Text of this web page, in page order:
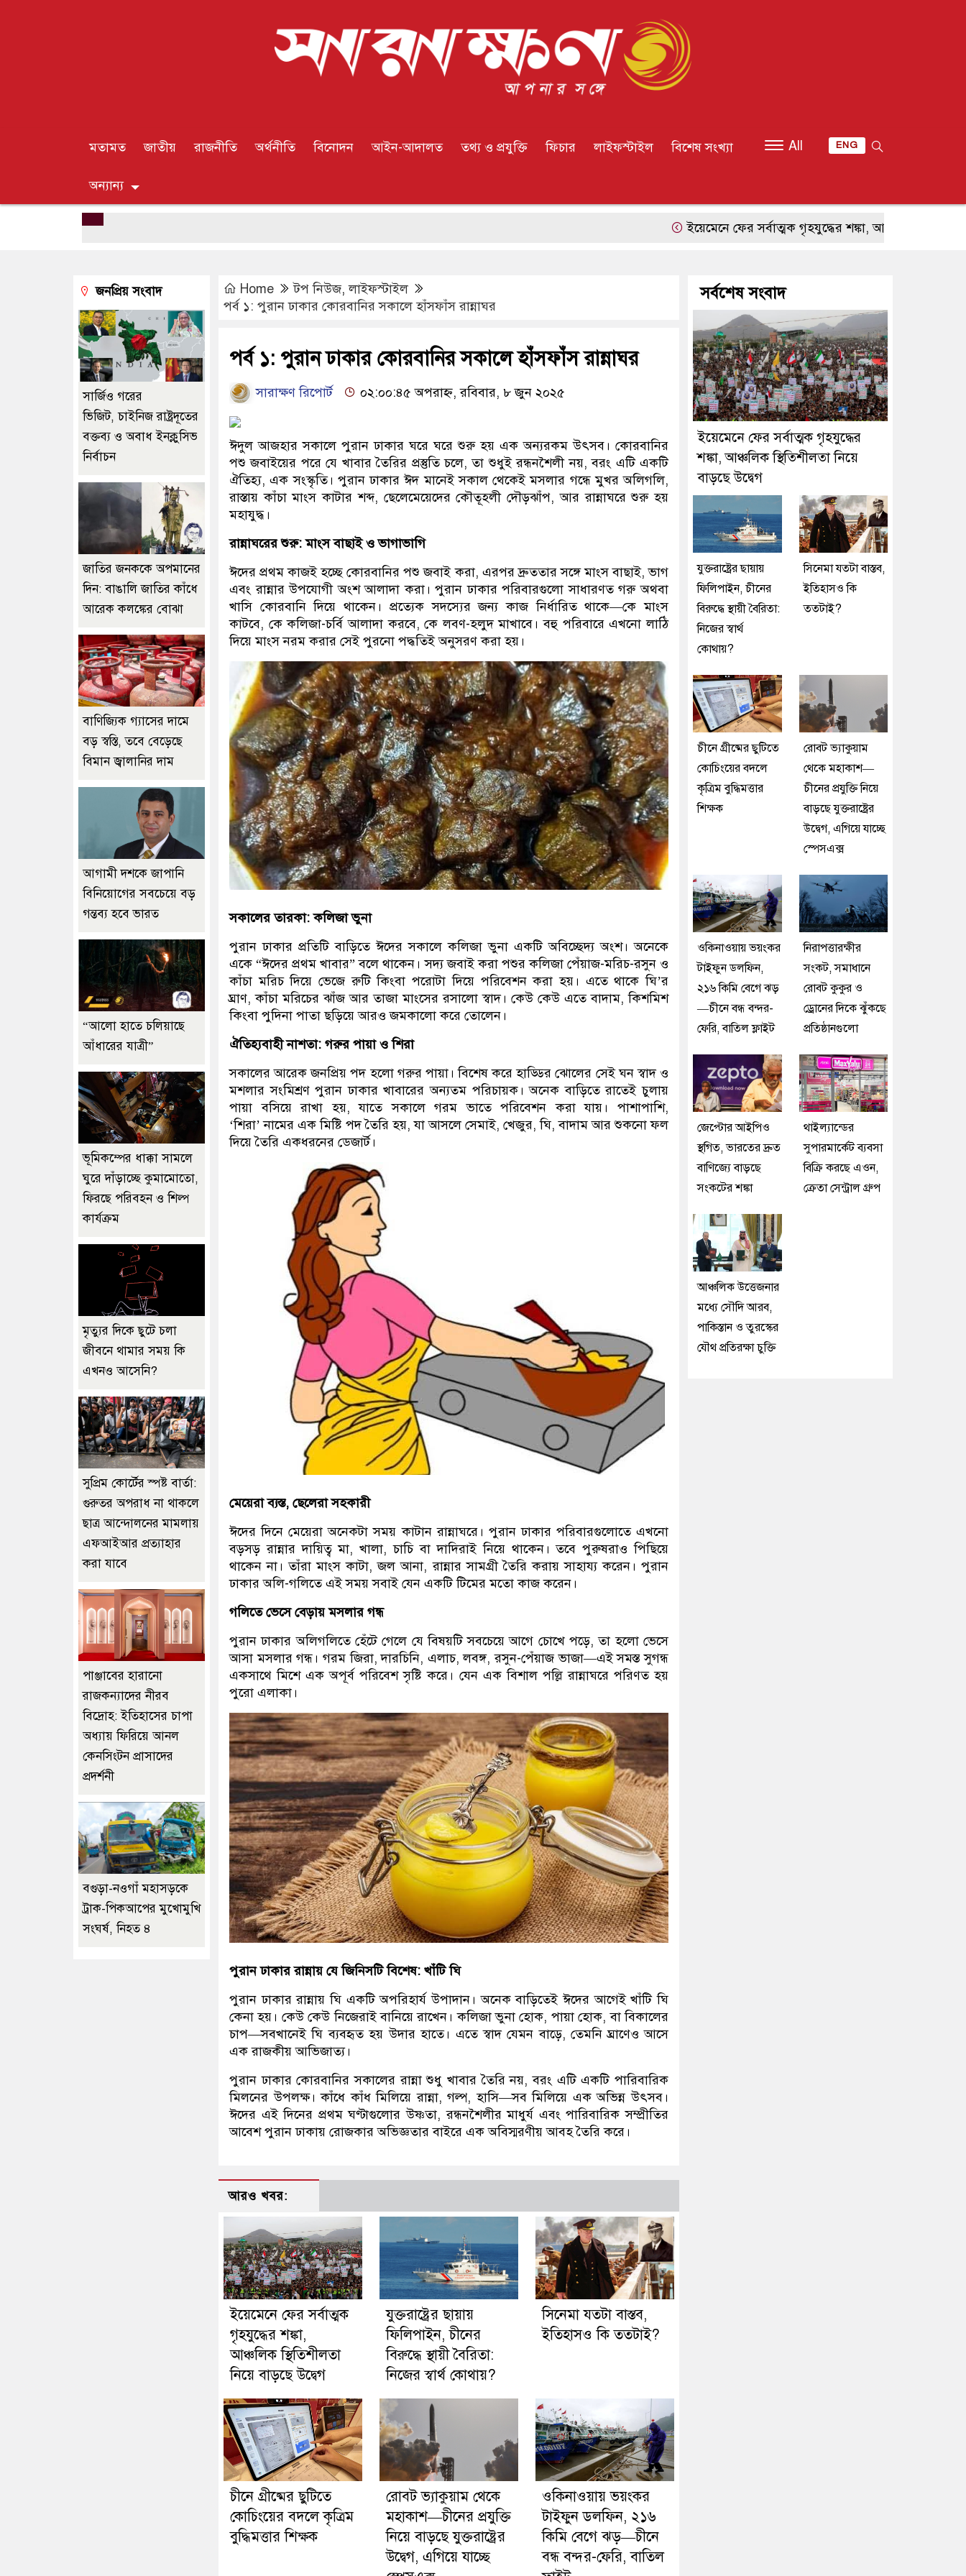
মতামত জাতীয় রাজনীতি অর্থনীতি বিনোদন আইন-আদালত তথ্য ও প্রযুক্তি ফিচার লাইফস্টাইল বিশেষ সংখ্যা
অন্যান্য
All ENG
ইয়েমেনে ফের সর্বাত্মক গৃহযুদ্ধের শঙ্কা, আঞ্চলিক স্থিতিশীলতা নিয়ে
Home টপ নিউজ,লাইফস্টাইল
পর্ব ১: পুরান ঢাকার কোরবানির সকালে হাঁসফাঁস রান্নাঘর
পর্ব ১: পুরান ঢাকার কোরবানির সকালে হাঁসফাঁস রান্নাঘর
সারাক্ষণ রিপোর্ট ০২:০০:৪৫ অপরাহ্ন, রবিবার, ৮ জুন ২০২৫
ঈদুল আজহার সকালে পুরান ঢাকার ঘরে ঘরে শুরু হয় এক অন্যরকম উৎসব। কোরবানির
পশু জবাইয়ের পরে যে খাবার তৈরির প্রস্তুতি চলে, তা শুধুই রন্ধনশৈলী নয়, বরং এটি একটি
ঐতিহ্য, এক সংস্কৃতি। পুরান ঢাকার ঈদ মানেই সকাল থেকেই মসলার গন্ধে মুখর অলিগলি,
রাস্তায় কাঁচা মাংস কাটার শব্দ, ছেলেমেয়েদের কৌতূহলী দৌড়ঝাঁপ, আর রান্নাঘরে শুরু হয়
মহাযুদ্ধ।
রান্নাঘরের শুরু: মাংস বাছাই ও ভাগাভাগি
ঈদের প্রথম কাজই হচ্ছে কোরবানির পশু জবাই করা, এরপর দ্রুততার সঙ্গে মাংস বাছাই, ভাগ
এবং রান্নার উপযোগী অংশ আলাদা করা। পুরান ঢাকার পরিবারগুলো সাধারণত গরু অথবা
খাসি কোরবানি দিয়ে থাকেন। প্রত্যেক সদস্যের জন্য কাজ নির্ধারিত থাকে—কে মাংস
কাটবে, কে কলিজা-চর্বি আলাদা করবে, কে লবণ-হলুদ মাখাবে। বহু পরিবারে এখনো লাঠি
দিয়ে মাংস নরম করার সেই পুরনো পদ্ধতিই অনুসরণ করা হয়।
সকালের তারকা: কলিজা ভুনা
পুরান ঢাকার প্রতিটি বাড়িতে ঈদের সকালে কলিজা ভুনা একটি অবিচ্ছেদ্য অংশ। অনেকে
একে “ঈদের প্রথম খাবার” বলে থাকেন। সদ্য জবাই করা পশুর কলিজা পেঁয়াজ-মরিচ-রসুন ও
কাঁচা মরিচ দিয়ে ভেজে রুটি কিংবা পরোটা দিয়ে পরিবেশন করা হয়। এতে থাকে ঘি’র
ঘ্রাণ, কাঁচা মরিচের ঝাঁজ আর তাজা মাংসের রসালো স্বাদ। কেউ কেউ এতে বাদাম, কিশমিশ
কিংবা পুদিনা পাতা ছড়িয়ে আরও জমকালো করে তোলেন।
ঐতিহ্যবাহী নাশতা: গরুর পায়া ও শিরা
সকালের আরেক জনপ্রিয় পদ হলো গরুর পায়া। বিশেষ করে হাড্ডির ঝোলের সেই ঘন স্বাদ ও
মশলার সংমিশ্রণ পুরান ঢাকার খাবারের অন্যতম পরিচায়ক। অনেক বাড়িতে রাতেই চুলায়
পায়া বসিয়ে রাখা হয়, যাতে সকালে গরম ভাতে পরিবেশন করা যায়। পাশাপাশি,
‘শিরা’ নামের এক মিষ্টি পদ তৈরি হয়, যা আসলে সেমাই, খেজুর, ঘি, বাদাম আর শুকনো ফল
দিয়ে তৈরি একধরনের ডেজার্ট।
মেয়েরা ব্যস্ত, ছেলেরা সহকারী
ঈদের দিনে মেয়েরা অনেকটা সময় কাটান রান্নাঘরে। পুরান ঢাকার পরিবারগুলোতে এখনো
বড়সড় রান্নার দায়িত্ব মা, খালা, চাচি বা দাদিরাই নিয়ে থাকেন। তবে পুরুষরাও পিছিয়ে
থাকেন না। তাঁরা মাংস কাটা, জল আনা, রান্নার সামগ্রী তৈরি করায় সাহায্য করেন। পুরান
ঢাকার অলি-গলিতে এই সময় সবাই যেন একটি টিমের মতো কাজ করেন।
গলিতে ভেসে বেড়ায় মসলার গন্ধ
পুরান ঢাকার অলিগলিতে হেঁটে গেলে যে বিষয়টি সবচেয়ে আগে চোখে পড়ে, তা হলো ভেসে
আসা মসলার গন্ধ। গরম জিরা, দারচিনি, এলাচ, লবঙ্গ, রসুন-পেঁয়াজ ভাজা—এই সমস্ত সুগন্ধ
একসাথে মিশে এক অপূর্ব পরিবেশ সৃষ্টি করে। যেন এক বিশাল পল্লি রান্নাঘরে পরিণত হয়
পুরো এলাকা।
পুরান ঢাকার রান্নায় যে জিনিসটি বিশেষ: খাঁটি ঘি
পুরান ঢাকার রান্নায় ঘি একটি অপরিহার্য উপাদান। অনেক বাড়িতেই ঈদের আগেই খাঁটি ঘি
কেনা হয়। কেউ কেউ নিজেরাই বানিয়ে রাখেন। কলিজা ভুনা হোক, পায়া হোক, বা বিকালের
চাপ—সবখানেই ঘি ব্যবহৃত হয় উদার হাতে। এতে স্বাদ যেমন বাড়ে, তেমনি ঘ্রাণেও আসে
এক রাজকীয় আভিজাত্য।
পুরান ঢাকার কোরবানির সকালের রান্না শুধু খাবার তৈরি নয়, বরং এটি একটি পারিবারিক
মিলনের উপলক্ষ। কাঁধে কাঁধ মিলিয়ে রান্না, গল্প, হাসি—সব মিলিয়ে এক অভিন্ন উৎসব।
ঈদের এই দিনের প্রথম ঘণ্টাগুলোর উষ্ণতা, রন্ধনশৈলীর মাধুর্য এবং পারিবারিক সম্প্রীতির
আবেশ পুরান ঢাকায় রোজকার অভিজ্ঞতার বাইরে এক অবিস্মরণীয় আবহ তৈরি করে।
আরও খবর:
ইয়েমেনে ফের সর্বাত্মক
গৃহযুদ্ধের শঙ্কা,
আঞ্চলিক স্থিতিশীলতা
নিয়ে বাড়ছে উদ্বেগ
যুক্তরাষ্ট্রের ছায়ায়
ফিলিপাইন, চীনের
বিরুদ্ধে স্থায়ী বৈরিতা:
নিজের স্বার্থ কোথায়?
সিনেমা যতটা বাস্তব,
ইতিহাসও কি ততটাই?
চীনে গ্রীষ্মের ছুটিতে
কোচিংয়ের বদলে কৃত্রিম
বুদ্ধিমত্তার শিক্ষক
রোবট ভ্যাকুয়াম থেকে
মহাকাশ—চীনের প্রযুক্তি
নিয়ে বাড়ছে যুক্তরাষ্ট্রের
উদ্বেগ, এগিয়ে যাচ্ছে
ওকিনাওয়ায় ভয়ংকর
টাইফুন ডলফিন, ২১৬
কিমি বেগে ঝড়—চীনে
বন্ধ বন্দর-ফেরি, বাতিল
জনপ্রিয় সংবাদ
সার্জিও গরের
ভিজিট, চাইনিজ রাষ্ট্রদূতের
বক্তব্য ও অবাধ ইনক্লুসিভ
নির্বাচন
জাতির জনককে অপমানের
দিন: বাঙালি জাতির কাঁধে
আরেক কলঙ্কের বোঝা
বাণিজ্যিক গ্যাসের দামে
বড় স্বস্তি, তবে বেড়েছে
বিমান জ্বালানির দাম
আগামী দশকে জাপানি
বিনিয়োগের সবচেয়ে বড়
গন্তব্য হবে ভারত
“আলো হাতে চলিয়াছে
আঁধারের যাত্রী”
ভূমিকম্পের ধাক্কা সামলে
ঘুরে দাঁড়াচ্ছে কুমামোতো,
ফিরছে পরিবহন ও শিল্প
কার্যক্রম
মৃত্যুর দিকে ছুটে চলা
জীবনে থামার সময় কি
এখনও আসেনি?
সুপ্রিম কোর্টের স্পষ্ট বার্তা:
গুরুতর অপরাধ না থাকলে
ছাত্র আন্দোলনের মামলায়
এফআইআর প্রত্যাহার
করা যাবে
পাঞ্জাবের হারানো
রাজকন্যাদের নীরব
বিদ্রোহ: ইতিহাসের চাপা
অধ্যায় ফিরিয়ে আনল
কেনসিংটন প্রাসাদের
প্রদর্শনী
বগুড়া-নওগাঁ মহাসড়কে
ট্রাক-পিকআপের মুখোমুখি
সংঘর্ষ, নিহত ৪
সর্বশেষ সংবাদ
ইয়েমেনে ফের সর্বাত্মক গৃহযুদ্ধের
শঙ্কা, আঞ্চলিক স্থিতিশীলতা নিয়ে
বাড়ছে উদ্বেগ
যুক্তরাষ্ট্রের ছায়ায়
ফিলিপাইন, চীনের
বিরুদ্ধে স্থায়ী বৈরিতা:
নিজের স্বার্থ
কোথায়?
সিনেমা যতটা বাস্তব,
ইতিহাসও কি
ততটাই?
চীনে গ্রীষ্মের ছুটিতে
কোচিংয়ের বদলে
কৃত্রিম বুদ্ধিমত্তার
শিক্ষক
রোবট ভ্যাকুয়াম
থেকে মহাকাশ—
চীনের প্রযুক্তি নিয়ে
বাড়ছে যুক্তরাষ্ট্রের
উদ্বেগ, এগিয়ে যাচ্ছে
স্পেসএক্স
ওকিনাওয়ায় ভয়ংকর
টাইফুন ডলফিন,
২১৬ কিমি বেগে ঝড়
—চীনে বন্ধ বন্দর-
ফেরি, বাতিল ফ্লাইট
নিরাপত্তারক্ষীর
সংকট, সমাধানে
রোবট কুকুর ও
ড্রোনের দিকে ঝুঁকছে
প্রতিষ্ঠানগুলো
জেপ্টোর আইপিও
স্থগিত, ভারতের দ্রুত
বাণিজ্যে বাড়ছে
সংকটের শঙ্কা
থাইল্যান্ডের
সুপারমার্কেট ব্যবসা
বিক্রি করছে এওন,
ক্রেতা সেন্ট্রাল গ্রুপ
আঞ্চলিক উত্তেজনার
মধ্যে সৌদি আরব,
পাকিস্তান ও তুরস্কের
যৌথ প্রতিরক্ষা চুক্তি